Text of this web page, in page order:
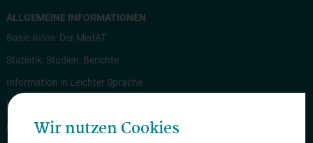
ALLGEMEINE INFORMATIONEN
Basic-Infos: Der MedAT
Statistik, Studien, Berichte
Information in Leichter Sprache
Information in English
Rechtliche Grundlagen
Wir nutzen Cookies